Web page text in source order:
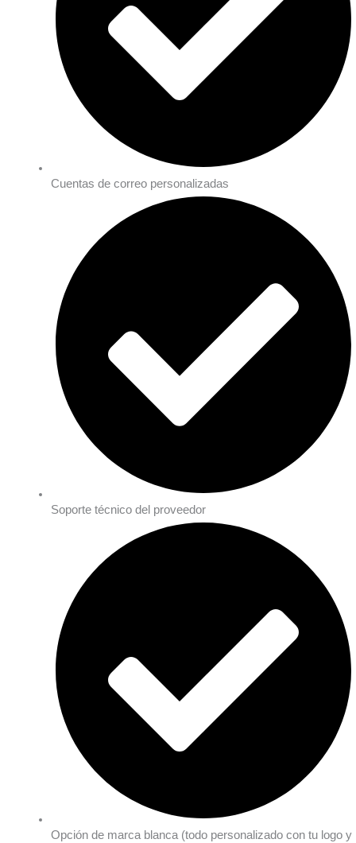
Cuentas de correo personalizadas
Soporte técnico del proveedor
Opción de marca blanca (todo personalizado con tu logo y